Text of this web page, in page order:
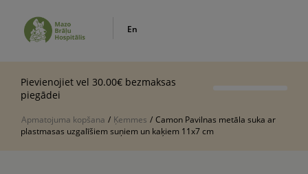
En
Pievienojiet vel 30.00€ bezmaksas
piegādei
Apmatojuma kopšana / Ķemmes / Camon Pavilnas metāla suka ar
plastmasas uzgalīšiem suņiem un kaķiem 11x7 cm